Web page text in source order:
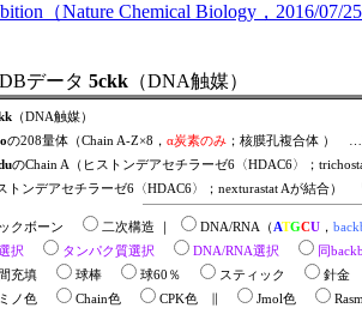
（Nature Chemical Biology，2016/07/25
データ 5ckk（DNA触媒）
（DNA触媒）
の208量体（Chain A-Z×8， α炭素のみ ；核膜孔複合体 ） …
のChain A（ヒストンデアセチラーゼ6〈HDAC6〉；
トンデアセチラーゼ6〈HDAC6〉；nexturastat Aが結合）
クボーン 二次構造 ｜ DNA/RNA（ATGCU ，
択
タンパク質選択 DNA/RNA選択 同
充填
球棒 球60％ スティック
針金
ノ色
Chain色 CPK色 ∥ Jmol色